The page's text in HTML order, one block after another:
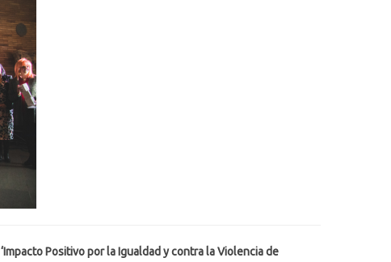
‘Impacto Positivo por la Igualdad y contra la Violencia de